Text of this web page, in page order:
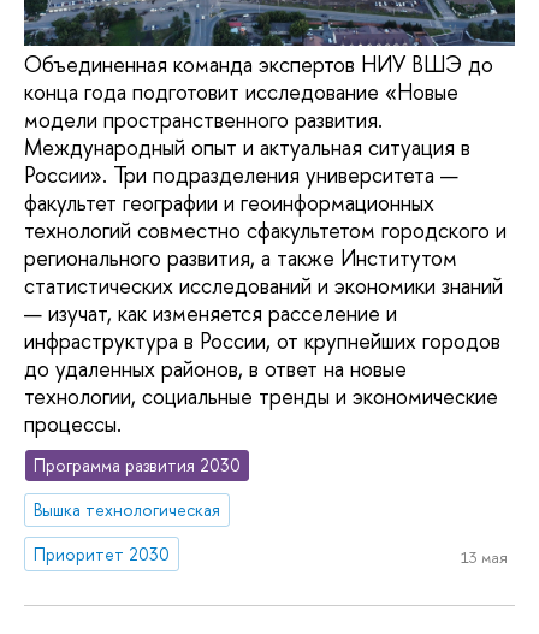
Объединенная команда экспертов НИУ ВШЭ до
конца года подготовит исследование «Новые
модели пространственного развития.
Международный опыт и актуальная ситуация в
России». Три подразделения университета —
факультет географии и геоинформационных
технологий совместно сфакультетом городского и
регионального развития, а также Институтом
статистических исследований и экономики знаний
— изучат, как изменяется расселение и
инфраструктура в России, от крупнейших городов
до удаленных районов, в ответ на новые
технологии, социальные тренды и экономические
процессы.
Программа развития 2030
Вышка технологическая
Приоритет 2030
13 мая